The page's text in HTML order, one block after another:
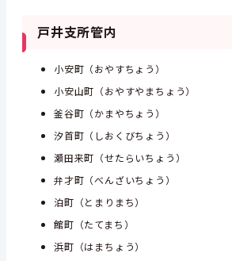
戸井支所管内
小安町（おやすちょう）
小安山町（おやすやまちょう）
釜谷町（かまやちょう）
汐首町（しおくびちょう）
瀬田来町（せたらいちょう）
弁才町（べんざいちょう）
泊町（とまりまち）
館町（たてまち）
浜町（はまちょう）